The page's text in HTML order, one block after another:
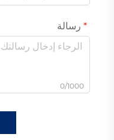
رسالة
0/1000